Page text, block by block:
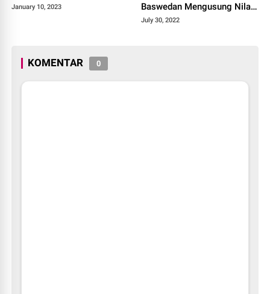
January 10, 2023
Baswedan Mengusung Nilai-
Nilai Agama & Budaya
July 30, 2022
KOMENTAR 0